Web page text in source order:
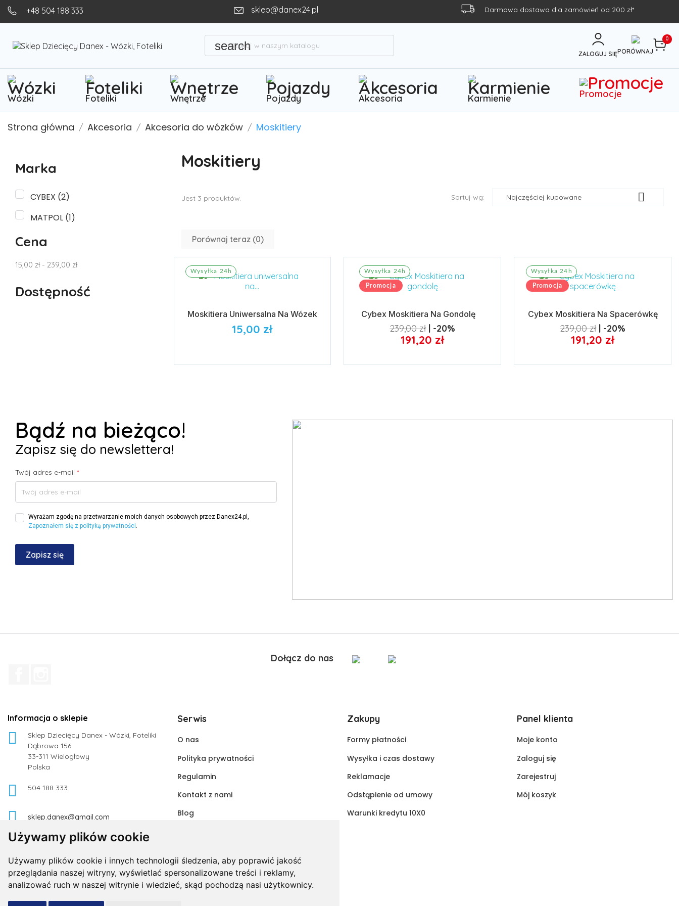
Używamy plików cookie
Używamy plików cookie i innych technologii śledzenia, aby poprawić jakość
przeglądania naszej witryny, wyświetlać spersonalizowane treści i reklamy,
analizować ruch w naszej witrynie i wiedzieć, skąd pochodzą nasi użytkownicy.
+48 504 188 333 sklep@danex24.pl Darmowa dostawa dla zamówień od 200 zł*
search
0
ZALOGUJ SIĘPORÓWNAJ
Wózki Foteliki Wnętrze Pojazdy Akcesoria Karmienie Promocje
Strona główna Akcesoria Akcesoria do wózków Moskitiery
Marka
CYBEX (2)
MATPOL (1)
Cena
15,00 zł - 239,00 zł
Dostępność
Moskitiery
Jest 3 produktów. Sortuj wg: Najczęściej kupowane 
Porównaj teraz (0)‎
Wysyłka 24h
Moskitiera Uniwersalna Na Wózek
15,00 zł
Wysyłka 24h
Cybex Moskitiera Na Gondolę
239,00 zł -20%
191,20 zł
Promocja
Wysyłka 24h
Cybex Moskitiera Na Spacerówkę
239,00 zł -20%
191,20 zł
Promocja
Bądź na bieżąco!
Zapisz się do newslettera!
Twój adres e-mail *
Wyrażam zgodę na przetwarzanie moich danych osobowych przez Danex24.pl,
Zapoznałem się z polityką prywatności.
Dołącz do nas
Informacja o sklepie

Sklep Dziecięcy Danex - Wózki, Foteliki
Dąbrowa 156
33-311 Wielogłowy
Polska
 504 188 333
 sklep.danex@gmail.com
Serwis
O nas
Polityka prywatności
Regulamin
Kontakt z nami
Blog
Zakupy
Formy płatności
Wysyłka i czas dostawy
Reklamacje
Odstąpienie od umowy
Warunki kredytu 10X0
Panel klienta
Moje konto
Zaloguj się
Zarejestruj
Mój koszyk